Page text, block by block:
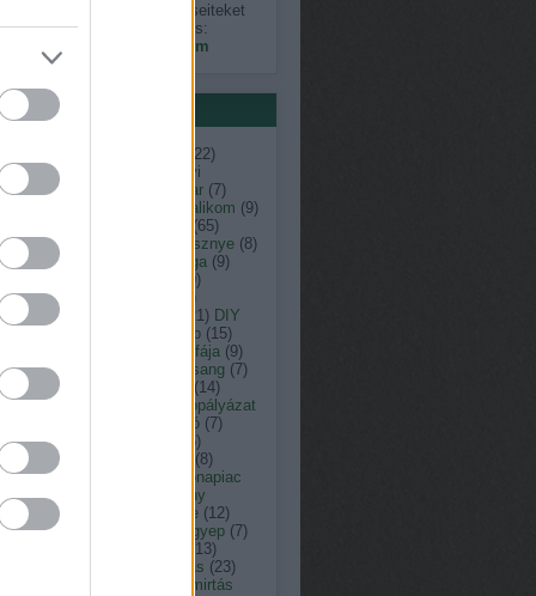
észrevételeiteket, kérdéseiteket
megoszthatjátok velünk is:
kapanyelinfo@gmail.com
22)
(13 arborétum
ásványi
33) avar (7)
bazsalikom (9)
(65)
) citrusfélék cseresznye (8)
csiga (9)
19)
péter
)
15 21) DIY
dologtiltó nap (15)
év fája (9)
(11) fagyosszentek farsang (7)
február (14)
(7)
fotópályázat
fűnyíró (7)
(10 36)
(8)
gabonapiac
Gardenexpo
gazdasszony
gépek gesztenye (12)
(8) gombabetegség gyep (7)
13)
gyógyhatás (23)
gyomirtás